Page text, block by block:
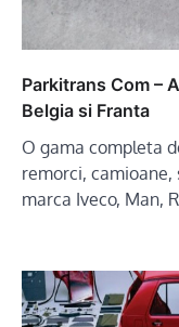
Parkitrans Com –
Belgia si Franta
O gama completa
remorci,
marca Iveco, Man,